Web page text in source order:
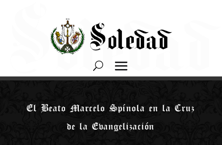
El Beato Marcelo Spínola en la Cruz
de la Evangelización